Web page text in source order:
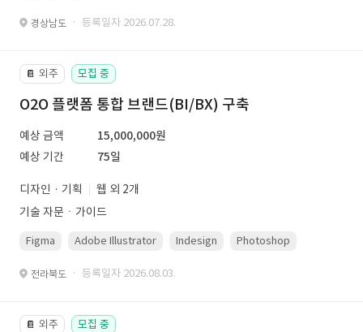
경상남도 · 등록일자 2026.07.28.
📔 외주 모집 중
O2O 플랫폼 통합 브랜드(BI/BX) 구축
예상 금액
15,000,000원
예상 기간
75일
디자인 · 기획
웹 외 2개
기술 자문ㆍ가이드
Figma Adobe Illustrator Indesign Photoshop
전라북도 · 등록일자 2026.08.03.
📔 외주 모집 중